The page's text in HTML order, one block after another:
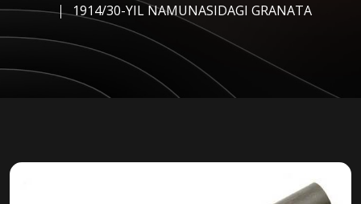
1914/30-YIL NAMUNASIDAGI GRANATA